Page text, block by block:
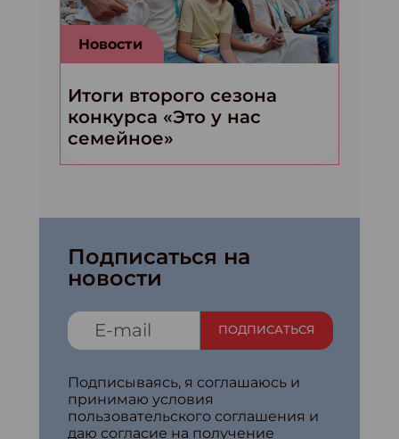
Новости
Итоги второго сезона
конкурса «Это у нас
семейное»
Подписаться на
новости
ПОДПИСАТЬСЯ
Подписываясь, я соглашаюсь и
принимаю условия
пользовательского соглашения и
даю согласие на получение